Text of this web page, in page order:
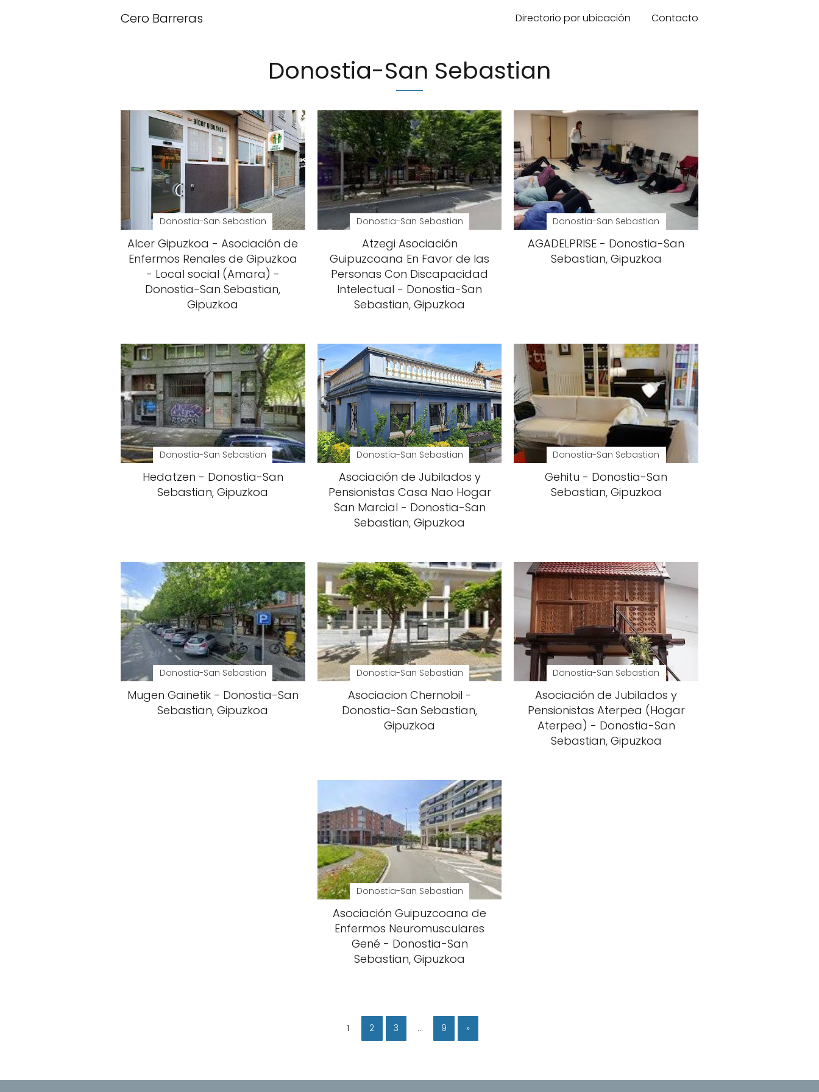
Cero Barreras Directorio por ubicación Contacto
Donostia-San Sebastian
Donostia-San Sebastian
Alcer Gipuzkoa - Asociación de
Enfermos Renales de Gipuzkoa
- Local social (Amara) -
Donostia-San Sebastian,
Gipuzkoa
Donostia-San Sebastian
Atzegi Asociación
Guipuzcoana En Favor de las
Personas Con Discapacidad
Intelectual - Donostia-San
Sebastian, Gipuzkoa
Donostia-San Sebastian
AGADELPRISE - Donostia-San
Sebastian, Gipuzkoa
Donostia-San Sebastian
Hedatzen - Donostia-San
Sebastian, Gipuzkoa
Donostia-San Sebastian
Asociación de Jubilados y
Pensionistas Casa Nao Hogar
San Marcial - Donostia-San
Sebastian, Gipuzkoa
Donostia-San Sebastian
Gehitu - Donostia-San
Sebastian, Gipuzkoa
Donostia-San Sebastian
Mugen Gainetik - Donostia-San
Sebastian, Gipuzkoa
Donostia-San Sebastian
Asociacion Chernobil -
Donostia-San Sebastian,
Gipuzkoa
Donostia-San Sebastian
Asociación de Jubilados y
Pensionistas Aterpea (Hogar
Aterpea) - Donostia-San
Sebastian, Gipuzkoa
Donostia-San Sebastian
Asociación Guipuzcoana de
Enfermos Neuromusculares
Gené - Donostia-San
Sebastian, Gipuzkoa
1 2 3 … 9 »